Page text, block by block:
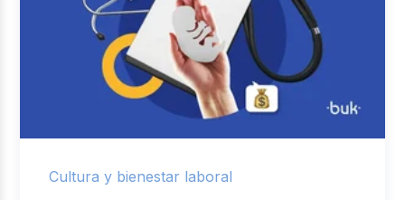
Cultura y bienestar laboral